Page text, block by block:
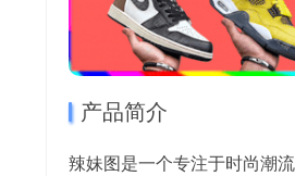
产品简介
辣妹图是一个专注于时尚潮